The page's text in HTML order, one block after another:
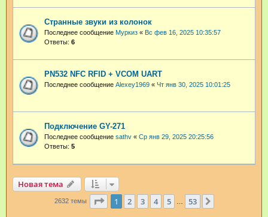
Странные звуки из колонок
Последнее сообщение Муркиз « Вс фев 16, 2025 10:35:57
Ответы: 6
PN532 NFC RFID + VCOM UART
Последнее сообщение Alexey1969 « Чт янв 30, 2025 10:01:25
Подключение GY-271
Последнее сообщение sathv « Ср янв 29, 2025 20:25:56
Ответы: 5
Новая тема
2632 темы Страница из 53
1 2 3 4 5 53